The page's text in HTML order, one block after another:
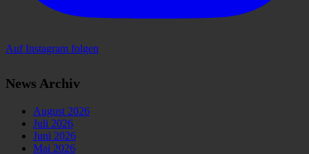
Auf Instagram folgen
News Archiv
August 2026
Juli 2026
Juni 2026
Mai 2026